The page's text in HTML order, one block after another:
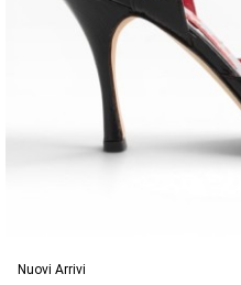
Nuovi Arrivi